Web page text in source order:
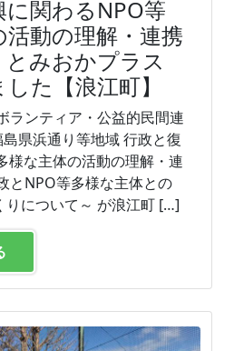
に関わるNPO等
動の理解・連携
みおかプラス
た【浪江町】
ランティア・公益的民間連
県浜通り等地域 行政と復
様な主体の活動の理解・連
とNPO等多様な主体との
りについて～ が浪江町 […]